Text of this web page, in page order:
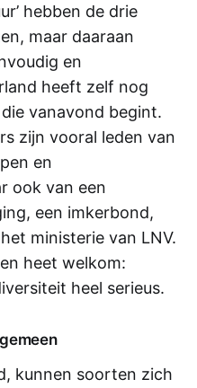
hebben de drie
maar daaraan
en
heeft zelf nog
vanavond begint.
zijn vooral leden van
en
ook van een
een imkerbond,
ministerie van LNV.
heet welkom:
heel serieus.
kunnen soorten zich